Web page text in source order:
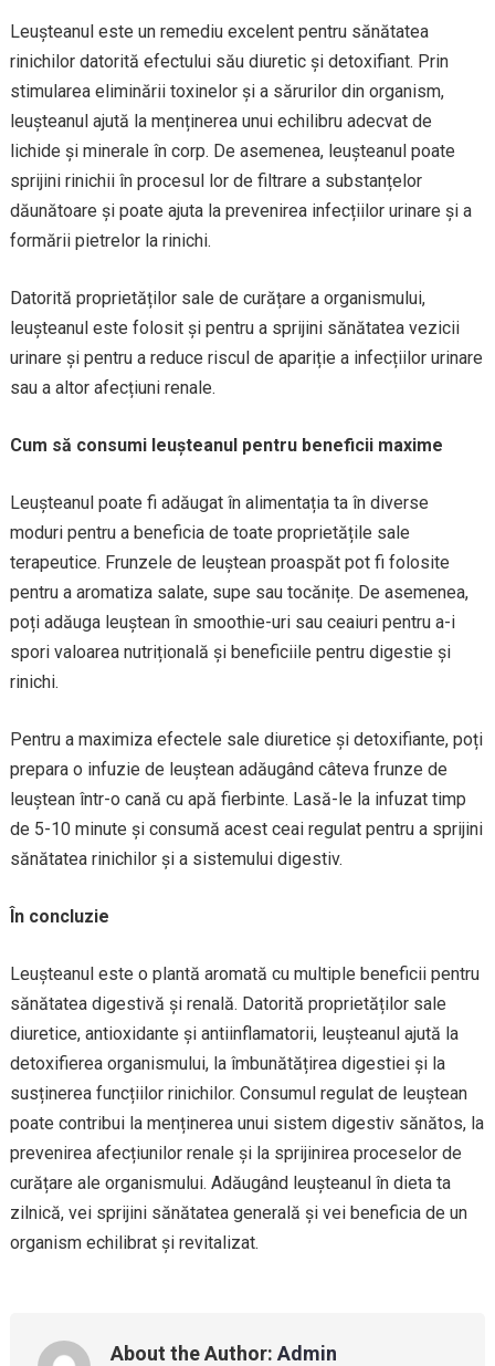
Leușteanul este un remediu excelent pentru sănătatea
rinichilor datorită efectului său diuretic și detoxifiant. Prin
stimularea eliminării toxinelor și a sărurilor din organism,
leușteanul ajută la menținerea unui echilibru adecvat de
lichide și minerale în corp. De asemenea, leușteanul poate
sprijini rinichii în procesul lor de filtrare a substanțelor
dăunătoare și poate ajuta la prevenirea infecțiilor urinare și a
formării pietrelor la rinichi.
Datorită proprietăților sale de curățare a organismului,
leușteanul este folosit și pentru a sprijini sănătatea vezicii
urinare și pentru a reduce riscul de apariție a infecțiilor urinare
sau a altor afecțiuni renale.
Cum să consumi leușteanul pentru beneficii maxime
Leușteanul poate fi adăugat în alimentația ta în diverse
moduri pentru a beneficia de toate proprietățile sale
terapeutice. Frunzele de leuștean proaspăt pot fi folosite
pentru a aromatiza salate, supe sau tocănițe. De asemenea,
poți adăuga leuștean în smoothie-uri sau ceaiuri pentru a-i
spori valoarea nutrițională și beneficiile pentru digestie și
rinichi.
Pentru a maximiza efectele sale diuretice și detoxifiante, poți
prepara o infuzie de leuștean adăugând câteva frunze de
leuștean într-o cană cu apă fierbinte. Lasă-le la infuzat timp
de 5-10 minute și consumă acest ceai regulat pentru a sprijini
sănătatea rinichilor și a sistemului digestiv.
În concluzie
Leușteanul este o plantă aromată cu multiple beneficii pentru
sănătatea digestivă și renală. Datorită proprietăților sale
diuretice, antioxidante și antiinflamatorii, leușteanul ajută la
detoxifierea organismului, la îmbunătățirea digestiei și la
susținerea funcțiilor rinichilor. Consumul regulat de leuștean
poate contribui la menținerea unui sistem digestiv sănătos, la
prevenirea afecțiunilor renale și la sprijinirea proceselor de
curățare ale organismului. Adăugând leușteanul în dieta ta
zilnică, vei sprijini sănătatea generală și vei beneficia de un
organism echilibrat și revitalizat.
About the Author: Admin